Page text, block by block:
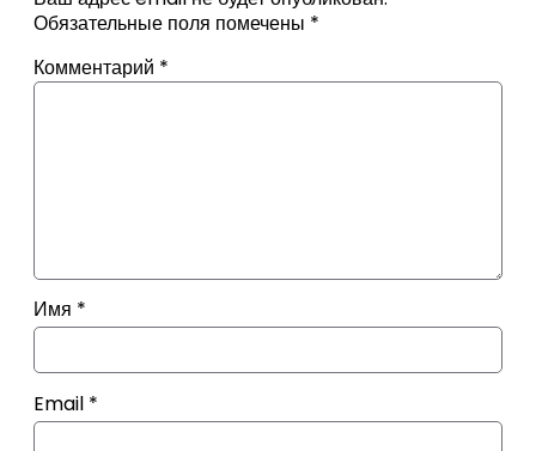
Обязательные поля помечены *
Комментарий *
Имя *
Email *